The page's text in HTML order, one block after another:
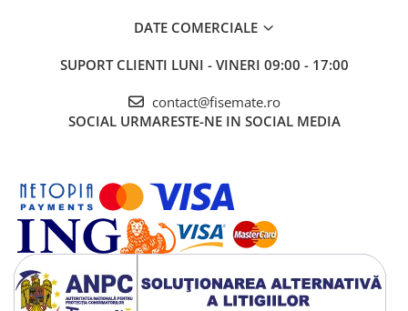
DATE COMERCIALE
SUPORT CLIENTI LUNI - VINERI 09:00 - 17:00
contact@fisemate.ro
SOCIAL URMARESTE-NE IN SOCIAL MEDIA